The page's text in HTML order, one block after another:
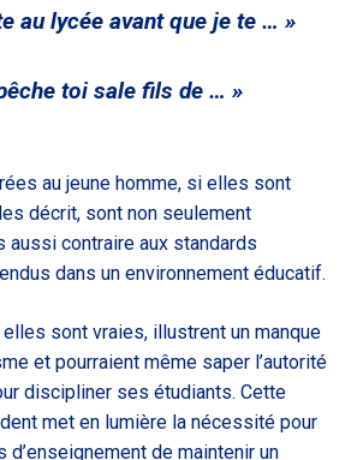
au lycée avant que je te … »
toi sale fils de … »
au jeune homme, si elles sont
décrit, sont non seulement
aussi contraire aux standards
dans un environnement éducatif.
sont vraies, illustrent un manque
et pourraient même saper l’autorité
discipliner ses étudiants. Cette
met en lumière la nécessité pour
de maintenir un